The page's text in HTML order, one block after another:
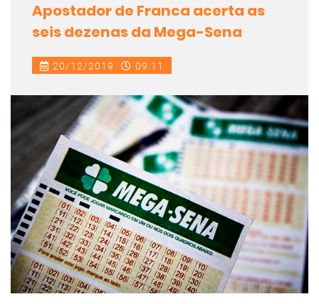
Apostador de Franca acerta as
seis dezenas da Mega-Sena
20/12/2019 09:11